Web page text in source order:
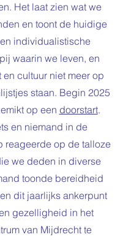
Het laat zien wat we
en toont de huidige
individualistische
waarin we leven, en
en cultuur niet meer op
staan. Begin 2025
op een doorstart.
en niemand in de
reageerde op de talloze
we deden in diverse
toonde bereidheid
dit jaarlijks ankerpunt
gezelligheid in het
van Mijdrecht te